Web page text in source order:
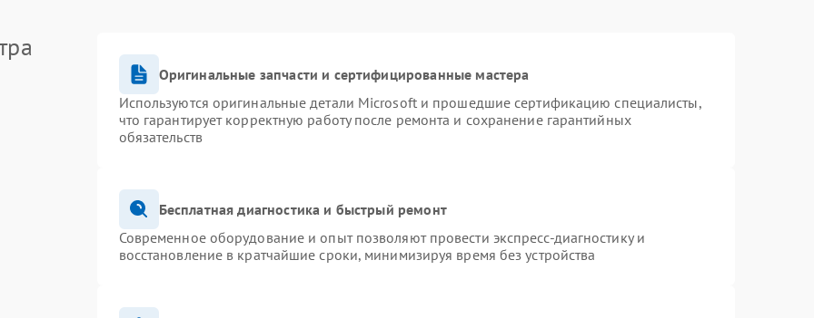
Оригинальные запчасти и сертифицированные мастера
Используются оригинальные детали Microsoft и прошедшие сертификацию специалисты,
что гарантирует корректную работу после ремонта и сохранение гарантийных
обязательств
Бесплатная диагностика и быстрый ремонт
Современное оборудование и опыт позволяют провести экспресс-диагностику и
восстановление в кратчайшие сроки, минимизируя время без устройства